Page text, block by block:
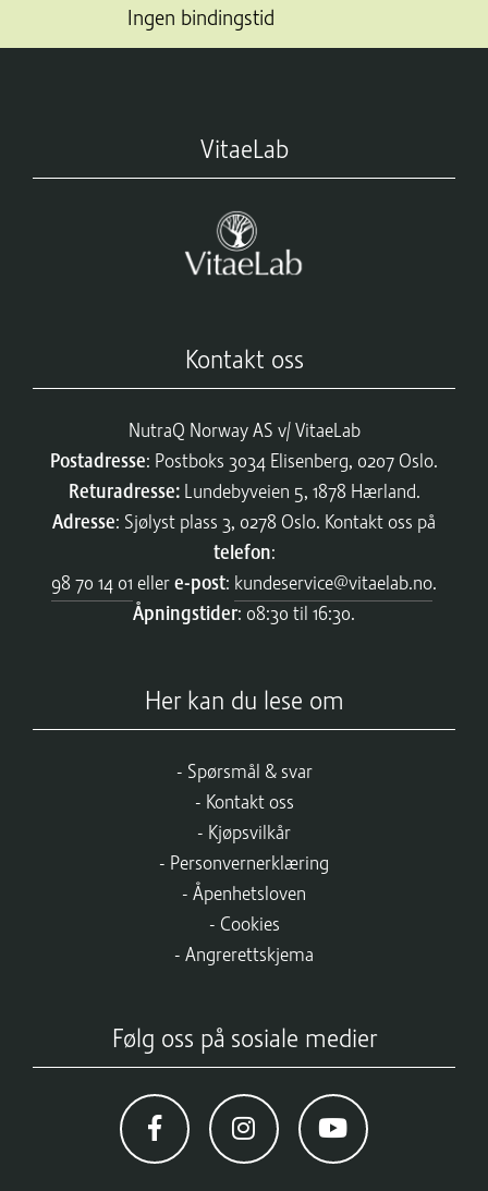
Ingen bindingstid
VitaeLab
Kontakt oss
NutraQ Norway AS v/ VitaeLab
Postadresse: Postboks 3034 Elisenberg, 0207 Oslo.
Returadresse:Lundebyveien 5, 1878 Hærland.
Adresse: Sjølyst plass 3, 0278 Oslo. Kontakt oss på
telefon:
98 70 14 01 ellere-post: kundeservice@vitaelab.no.
Åpningstider: 08:30 til 16:30.
Her kan du lese om
Spørsmål & svar
Kontakt oss
Kjøpsvilkår
Personvernerklæring
Åpenhetsloven
Cookies
Angrerettskjema
Følg oss på sosiale medier